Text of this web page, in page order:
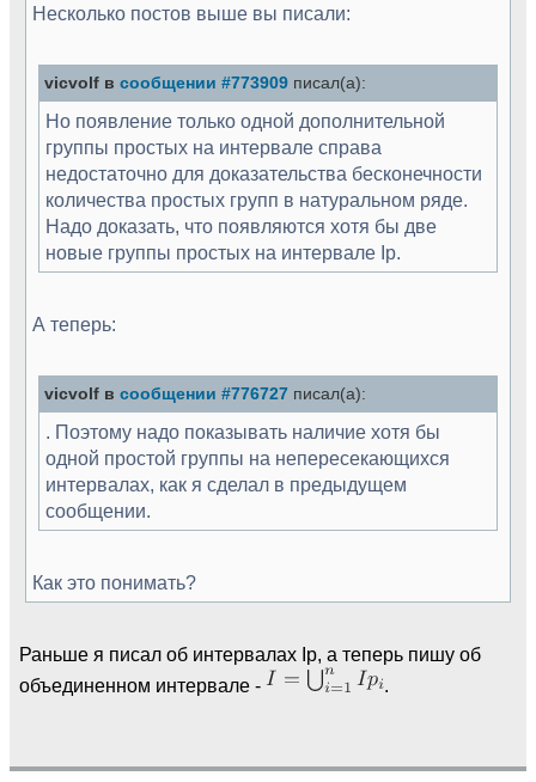
Несколько постов выше вы писали:
vicvolf в сообщении #773909 писал(а):
Но появление только одной дополнительной
группы простых на интервале справа
недостаточно для доказательства бесконечности
количества простых групп в натуральном ряде.
Надо доказать, что появляются хотя бы две
новые группы простых на интервале Ip.
А теперь:
vicvolf в сообщении #776727 писал(а):
. Поэтому надо показывать наличие хотя бы
одной простой группы на непересекающихся
интервалах, как я сделал в предыдущем
сообщении.
Как это понимать?
Раньше я писал об интервалах Ip, а теперь пишу об
объединенном интервале -
.